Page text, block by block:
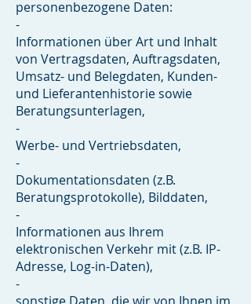
personenbezogene Daten:
-
Informationen über Art und Inhalt
von Vertragsdaten, Auftragsdaten,
Umsatz- und Belegdaten, Kunden-
und Lieferantenhistorie sowie
Beratungsunterlagen,
-
Werbe- und Vertriebsdaten,
-
Dokumentationsdaten (z.B.
Beratungsprotokolle), Bilddaten,
-
Informationen aus Ihrem
elektronischen Verkehr mit (z.B. IP-
Adresse, Log-in-Daten),
-